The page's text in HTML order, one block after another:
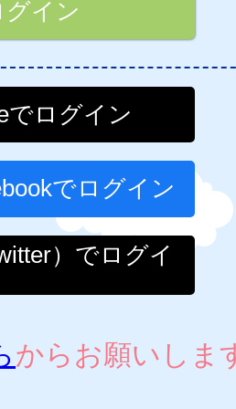
でログイン
でログイン
）でログイ
からお願いしま